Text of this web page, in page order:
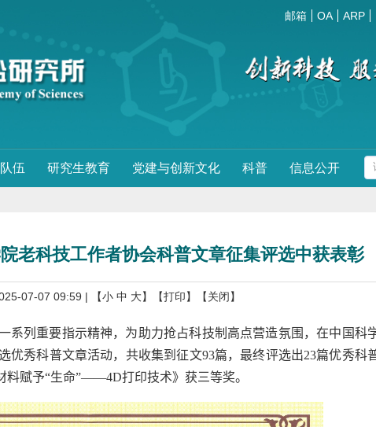
邮箱 OA ARP
伍 研究生教育 党建与创新文化 科普 信息公开
老科技工作者协会科普文章征集评选中获表彰
07-07 09:59 | 【小 中 大】 【打印】 【关闭】
系列重要指示精神，为助力抢占科技制高点营造氛围，在中国科
优秀科普文章活动，共收集到征文93篇，最终评选出23篇优秀科
料赋予“生命”——4D打印技术》获三等奖。